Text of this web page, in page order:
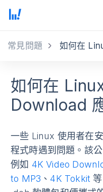
常見問題
如何在
Download
一些 Linux 使用者在
程式時遇到問題。該
例如 4K Video
to MP3 、4K Tokkit